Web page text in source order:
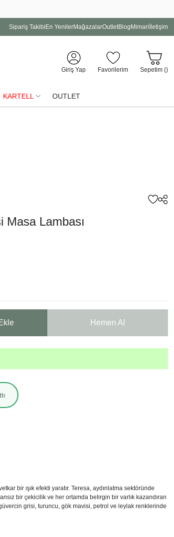
Sipariş Takibi En YenilerMağazalarOutletBlog Mimari İletişim
Giriş Yap Favorilerim Sepetim ()
KARTELL OUTLET
Masa Lambası
Hemen Al
bir ışık efekti yaratır. Teresa, aydınlatma sektöründe
bir çekicilik ve her ortamda belirgin bir varlık kazandıran
grisi, turuncu, gök mavisi, petrol ve leylak renklerinde